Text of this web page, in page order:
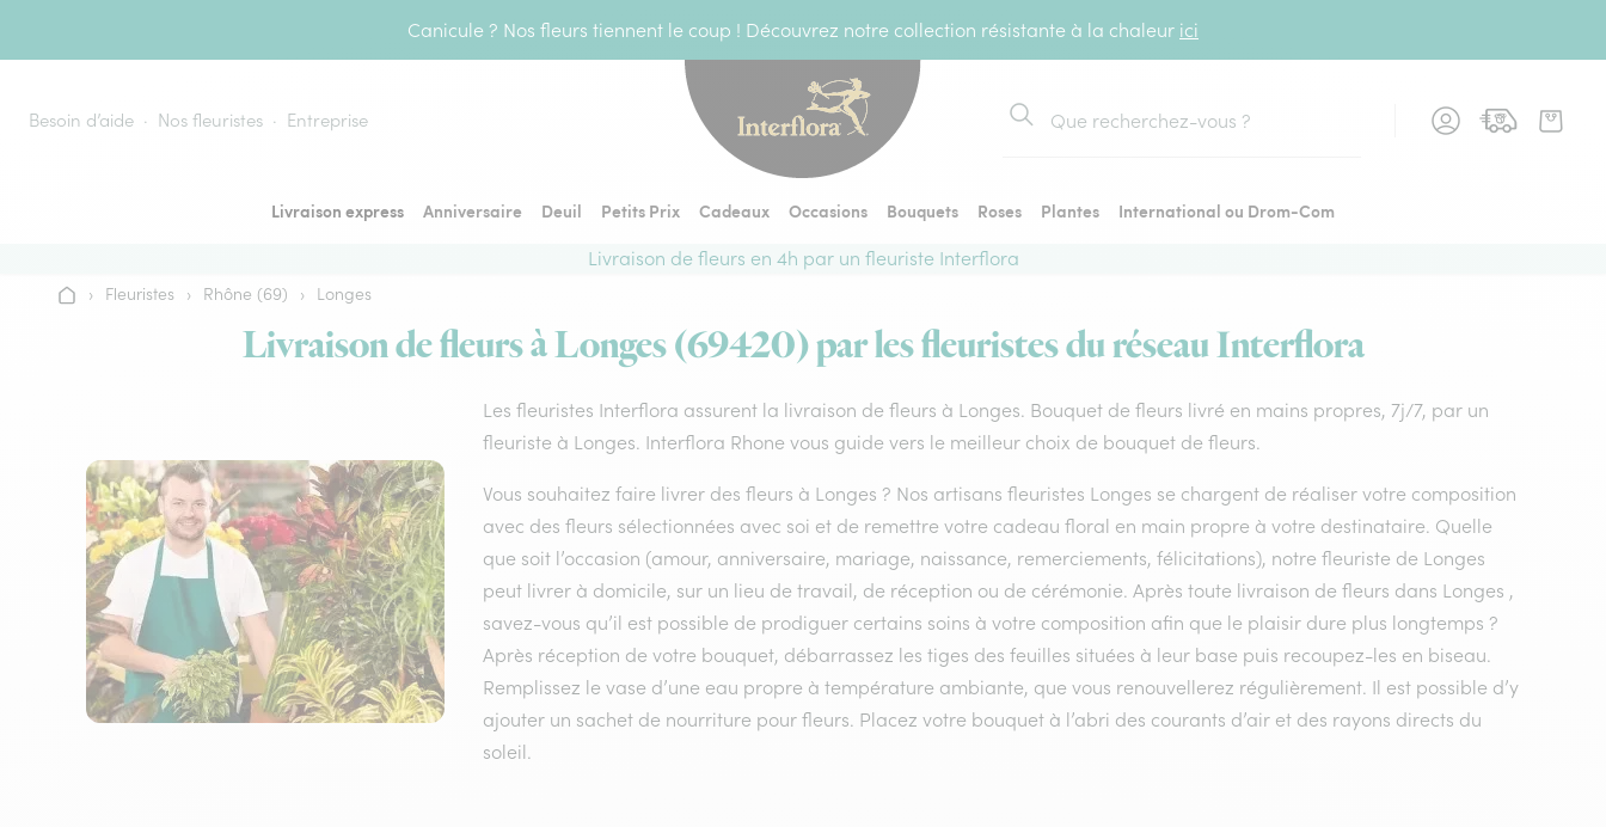
Canicule ? Nos fleurs tiennent le coup ! Découvrez notre collection résistante à la chaleur ici
Besoin d’aide Nos fleuristes Entreprise
Rechercher
Livraison express Anniversaire Deuil Petits Prix Cadeaux Occasions Bouquets Roses Plantes
International ou Drom-Com
Livraison de fleurs en 4h par un fleuriste Interflora
Accueil
› Fleuristes › Rhône (69) › Longes
Livraison de fleurs à Longes (69420) par les fleuristes du réseau Interflora
Les fleuristes Interflora assurent la livraison de fleurs à Longes. Bouquet de fleurs livré en mains propres, 7j/7, par un
fleuriste à Longes. Interflora Rhone vous guide vers le meilleur choix de bouquet de fleurs.
Vous souhaitez faire livrer des fleurs à Longes ? Nos artisans fleuristes Longes se chargent de réaliser votre composition
avec des fleurs sélectionnées avec soi et de remettre votre cadeau floral en main propre à votre destinataire. Quelle
que soit l’occasion (amour, anniversaire, mariage, naissance, remerciements, félicitations), notre fleuriste de Longes
peut livrer à domicile, sur un lieu de travail, de réception ou de cérémonie. Après toute livraison de fleurs dans Longes ,
savez-vous qu’il est possible de prodiguer certains soins à votre composition afin que le plaisir dure plus longtemps ?
Après réception de votre bouquet, débarrassez les tiges des feuilles situées à leur base puis recoupez-les en biseau.
Remplissez le vase d’une eau propre à température ambiante, que vous renouvellerez régulièrement. Il est possible d’y
ajouter un sachet de nourriture pour fleurs. Placez votre bouquet à l’abri des courants d’air et des rayons directs du
soleil.